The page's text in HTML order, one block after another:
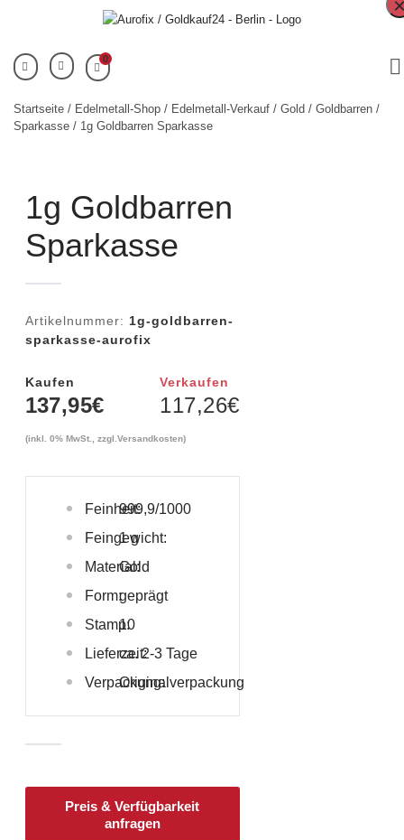
0
Startseite / Edelmetall-Shop / Edelmetall-Verkauf / Gold / Goldbarren /
Sparkasse / 1g Goldbarren Sparkasse
1g Goldbarren
Sparkasse
Artikelnummer: 1g-goldbarren-
sparkasse-aurofix
Kaufen
137,95€
Verkaufen
117,26€
(inkl. 0% MwSt., zzgl. Versandkosten)
Feinheit:999,9/1000
Feingewicht:
1 g
Material:
Gold
Form:geprägt
Stamp:
10
Lieferzeit:ca. 2-3 Tage
Verpackung:
Originalverpackung
Preis & Verfügbarkeit
anfragen